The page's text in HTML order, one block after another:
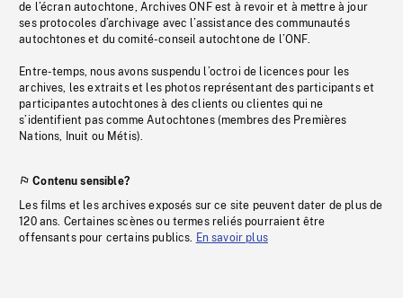
de l’écran autochtone, Archives ONF est à revoir et à mettre à jour
ses protocoles d’archivage avec l’assistance des communautés
autochtones et du comité-conseil autochtone de l’ONF.
Entre-temps, nous avons suspendu l’octroi de licences pour les
archives, les extraits et les photos représentant des participants et
participantes autochtones à des clients ou clientes qui ne
s’identifient pas comme Autochtones (membres des Premières
Nations, Inuit ou Métis).
Contenu sensible?
Les films et les archives exposés sur ce site peuvent dater de plus de
120 ans. Certaines scènes ou termes reliés pourraient être
offensants pour certains publics. En savoir plus